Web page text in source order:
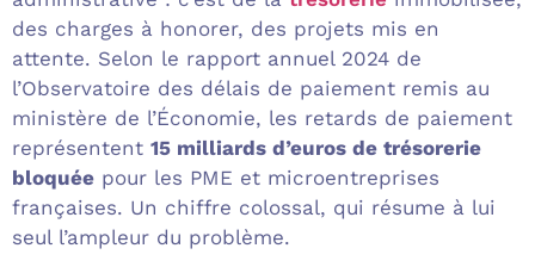
des charges à honorer, des projets mis en
attente. Selon le rapport annuel 2024 de
l’Observatoire des délais de paiement remis au
ministère de l’Économie, les retards de paiement
représentent 15 milliards d’euros de trésorerie
bloquée pour les PME et microentreprises
françaises. Un chiffre colossal, qui résume à lui
seul l’ampleur du problème.